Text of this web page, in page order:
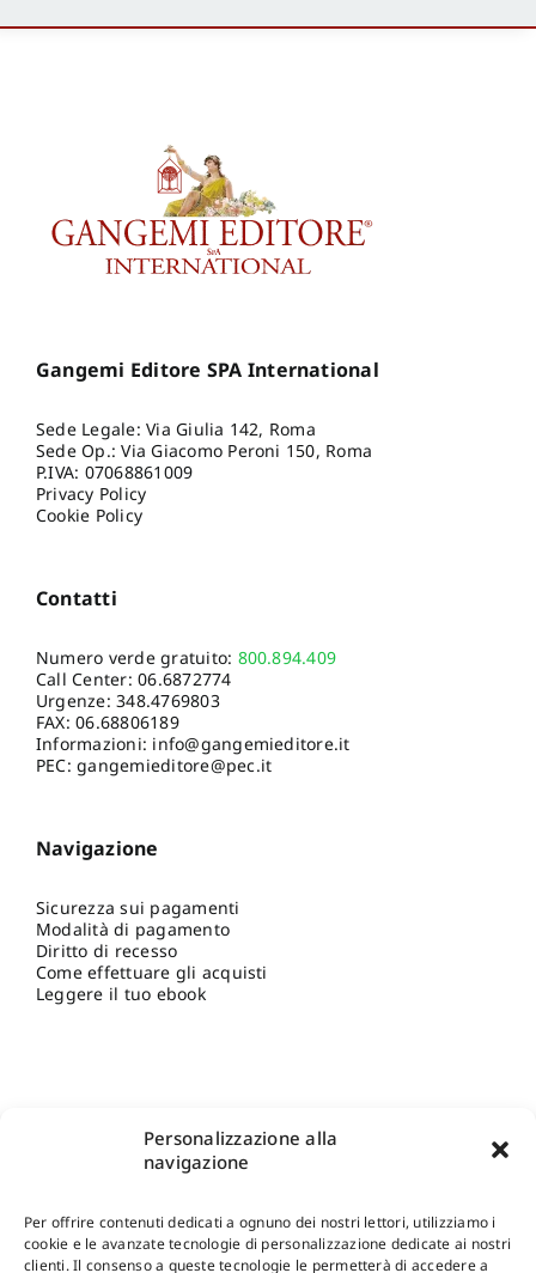
Personalizzazione alla
navigazione
Per offrire contenuti dedicati a ognuno dei nostri lettori, utilizziamo i
cookie e le avanzate tecnologie di personalizzazione dedicate ai nostri
clienti. Il consenso a queste tecnologie le permetterà di accedere a
Gangemi Editore SPA International
Sede Legale: Via Giulia 142, Roma
Sede Op.: Via Giacomo Peroni 150, Roma
P.IVA: 07068861009
Privacy Policy
Cookie Policy
Contatti
Numero verde gratuito: 800.894.409
Call Center:06.6872774
Urgenze:348.4769803
FAX: 06.68806189
Informazioni: info@gangemieditore.it
PEC: gangemieditore@pec.it
Navigazione
Sicurezza sui pagamenti
Modalità di pagamento
Diritto di recesso
Come effettuare gli acquisti
Leggere il tuo ebook